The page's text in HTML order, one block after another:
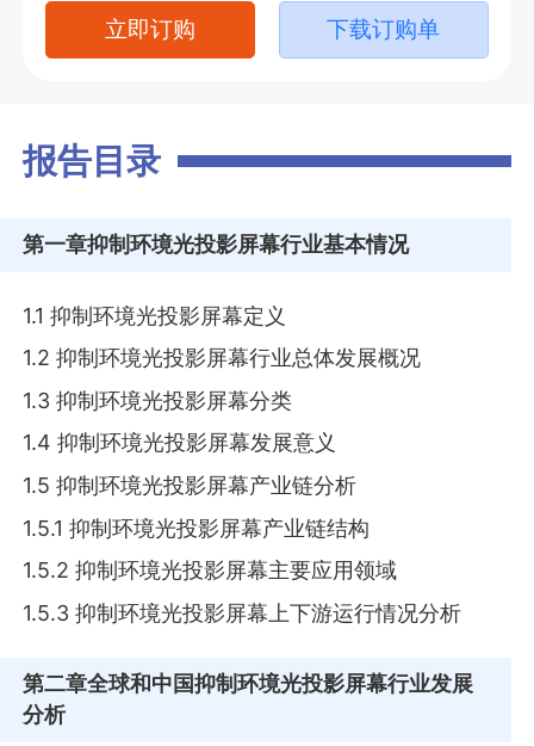
立即订购 下载订购单
报告目录
第一章抑制环境光投影屏幕行业基本情况
1.1 抑制环境光投影屏幕定义
1.2 抑制环境光投影屏幕行业总体发展概况
1.3 抑制环境光投影屏幕分类
1.4 抑制环境光投影屏幕发展意义
1.5 抑制环境光投影屏幕产业链分析
1.5.1 抑制环境光投影屏幕产业链结构
1.5.2 抑制环境光投影屏幕主要应用领域
1.5.3 抑制环境光投影屏幕上下游运行情况分析
第二章全球和中国抑制环境光投影屏幕行业发展
分析